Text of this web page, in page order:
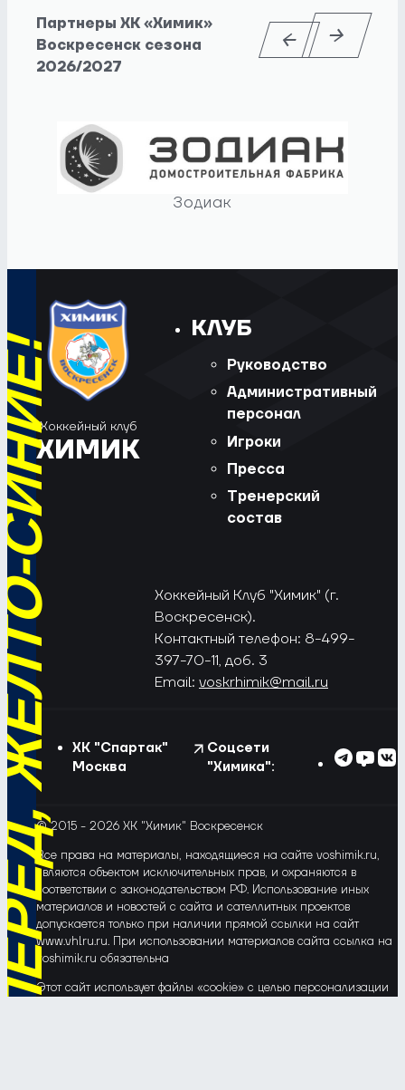
Партнеры ХК «Химик»
Воскресенск сезона
2026/2027
Зодиак
СИНИЕ!
Хоккейный клуб
ХИМИК
КЛУБ
Руководство
Административный
персонал
Игроки
Пресса
Тренерский
состав
Хоккейный Клуб "Химик" (г.
Воскресенск).
Контактный телефон: 8-499-
397-70-11, доб. 3
Email: voskrhimik@mail.ru
ХК "Спартак"
Москва
Соцсети
"Химика":
© 2015 - 2026 ХК "Химик" Воскресенск
Все права на материалы, находящиеся на сайте voshimik.ru,
являются объектом исключительных прав, и охраняются в
соответствии с законодательством РФ. Использование иных
материалов и новостей с сайта и сателлитных проектов
допускается только при наличии прямой ссылки на сайт
www.vhlru.ru. При использовании материалов сайта ссылка на
voshimik.ru обязательна
Этот сайт использует файлы «cookie» с целью персонализации